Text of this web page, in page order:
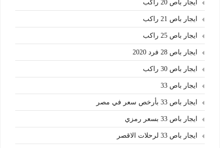
ايجار باص 20 راكب
ايجار باص 21 راكب
ايجار باص 25 راكب
ايجار باص 28 فرد 2020
ايجار باص 30 راكب
ايجار باص 33
ايجار باص 33 بأرخص سعر في مصر
ايجار باص 33 بسعر رمزي
ايجار باص 33 لرحلات الاقصر